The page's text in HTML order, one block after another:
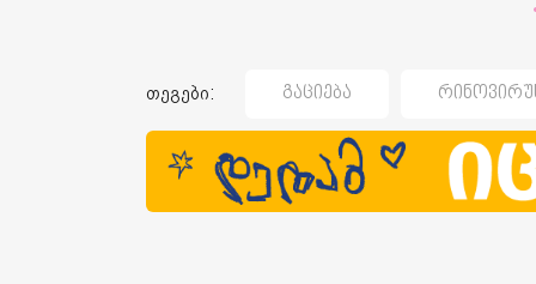
თეგები: Გაციება